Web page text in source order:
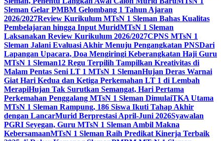
Sleman Gelar PMBM Gelombang 1 Tahun Ajaran
2026/2027Review Kurikulum MTsN 1 Sleman Bahas Kualitas
Pembelajaran hingga Input MuridMTsN 1 Sleman
Laksanakan Review Kurikulum 2026/2027CPNS MTsN 1
Sleman Jalani Evaluasi Akhir Menuju Pengangkatan PNSDari
Lapangan Upacara, Doa Mengiringi Keberangkatan Haji Guru
MTsN 1 Sleman12 Regu Terpilih Tampilkan Kreativitas di
Malam Pentas Seni LT 1 MTsN 1 SlemanHujan Deras Warnai
Giat Hari Kedua dan Ketiga Perkemahan LT 1 di Lembah
MerapiHujan Tak Surutkan Semangat, Hari Pertama
Perkemahan Penggalang MTsN 1 Sleman DimulaiTKA Utama
MTsN 1 Sleman Rampung, 186 Siswa Ikuti Tahap Akhir
dengan LancarMurid Berprestasi April-Juni 2026Syawalan
PGRI Seyegan, Guru MTsN 1 Sleman Ambil Makna
KebersamaanMTsN 1 Sleman Raih Predikat Kinerja Terbaik